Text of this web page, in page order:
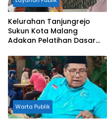
Kelurahan Tanjungrejo
Sukun Kota Malang
Adakan Pelatihan Dasar
Warta Publik